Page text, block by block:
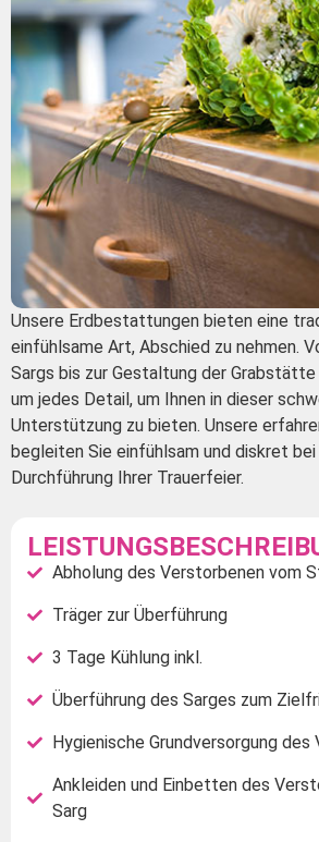
Abholung des Verstorbenen vom
Träger zur Überführung
3 Tage Kühlung inkl.
Überführung des Sarges zum
Hygienische Grundversorgung
Ankleiden und Einbetten des
Sarg
Unsere Erdbestattungen bieten eine
einfühlsame Art, Abschied zu nehmen.
Sargs bis zur Gestaltung der Grabstätte
um jedes Detail, um Ihnen in dieser
Unterstützung zu bieten. Unsere
begleiten Sie einfühlsam und diskret bei
Durchführung Ihrer Trauerfeier.